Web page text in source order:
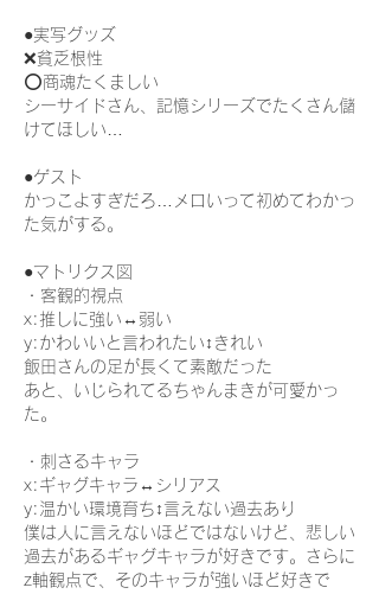
●実写グッズ
❌️貧乏根性
⭕️商魂たくましい
シーサイドさん、記憶シリーズでたくさん儲
けてほしい…
●ゲスト
かっこよすぎだろ…メロいって初めてわかっ
た気がする。
●マトリクス図
・客観的視点
x:推しに強い↔弱い
y:かわいいと言われたい↕きれい
飯田さんの足が長くて素敵だった
あと、いじられてるちゃんまきが可愛かっ
た。
・刺さるキャラ
x:ギャグキャラ↔シリアス
y:温かい環境育ち↕言えない過去あり
僕は人に言えないほどではないけど、悲しい
過去があるギャグキャラが好きです。さらに
z軸観点で、そのキャラが強いほど好きで